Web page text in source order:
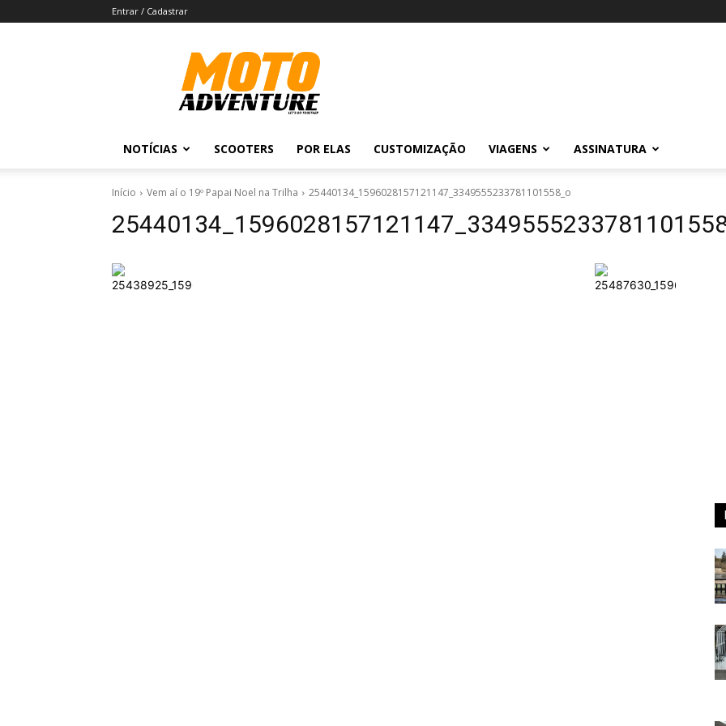
Entrar / Cadastrar
Revista
Moto
Adventure
NOTÍCIAS SCOOTERS POR ELAS CUSTOMIZAÇÃO VIAGENS ASSINATURA
Início Vem aí o 19º Papai Noel na Trilha 25440134_1596028157121147_3349555233781101558_o